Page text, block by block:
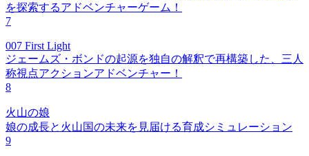
を探索するアドベンチャーゲーム！
7
007 First Light
ジェームズ・ボンドの起源を独自の解釈で再構築した、三人
称視点アクションアドベンチャー！
8
火山の娘
娘の成長と火山国の未来を見届ける育成シミュレーション
9